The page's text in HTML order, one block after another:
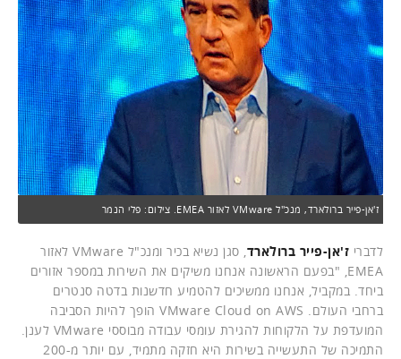
ז'אן-פייר ברולארד, מנכ"ל VMware לאזור EMEA. צילום: פלי הנמר
לדברי ז'אן-פייר ברולארד
, סגן נשיא בכיר ומנכ"ל VMware לאזור
EMEA, "בפעם הראשונה אנחנו משיקים את השירות במספר אזורים
ביחד. במקביל, אנחנו ממשיכים להטמיע חדשנות בדטה סנטרים
ברחבי העולם. VMware Cloud on AWS הופך להיות הסביבה
המועדפת על הלקוחות להגירת עומסי עבודה מבוססי VMware לענן.
התמיכה של התעשייה בשירות היא חזקה מתמיד, עם יותר מ-200